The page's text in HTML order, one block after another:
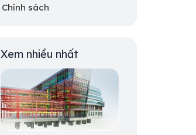
Chính sách
Xem nhiều nhất